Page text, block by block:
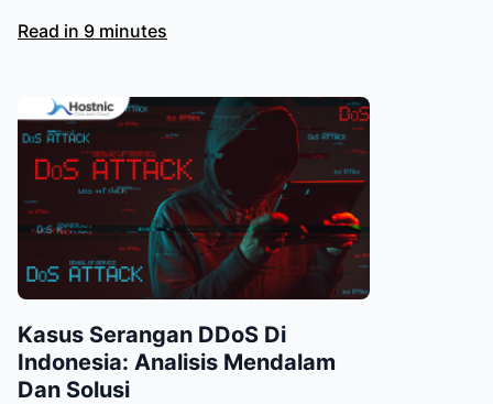
Read in 9 minutes
Kasus Serangan DDoS Di
Indonesia: Analisis Mendalam
Dan Solusi